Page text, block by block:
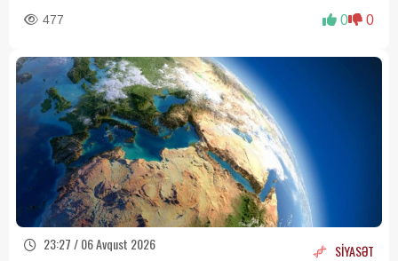
477 0 0
23:27 / 06 Avqust 2026 SİYASƏT